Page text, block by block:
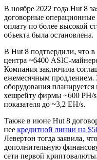
В ноябре 2022 года Hut 8
договорные операционные
оплату по более высокой
объекта была остановлена.
В Hut 8 подтвердили, что
центра ~6400 ASIC-
Компания заключила
ежемесячным продлением.
оборудования
хешрейту фирмы ~600 PH/
показателя до ~3,2 EH/s.
Также в июне Hut 8
нее кредитной линии на
Левертон тогда заявила,
дополнительную
сети первой криптовалюты.